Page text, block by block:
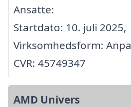
Ansatte:
Startdato: 10. juli 2025,
Virksomhedsform:
CVR: 45749347
AMD Univers